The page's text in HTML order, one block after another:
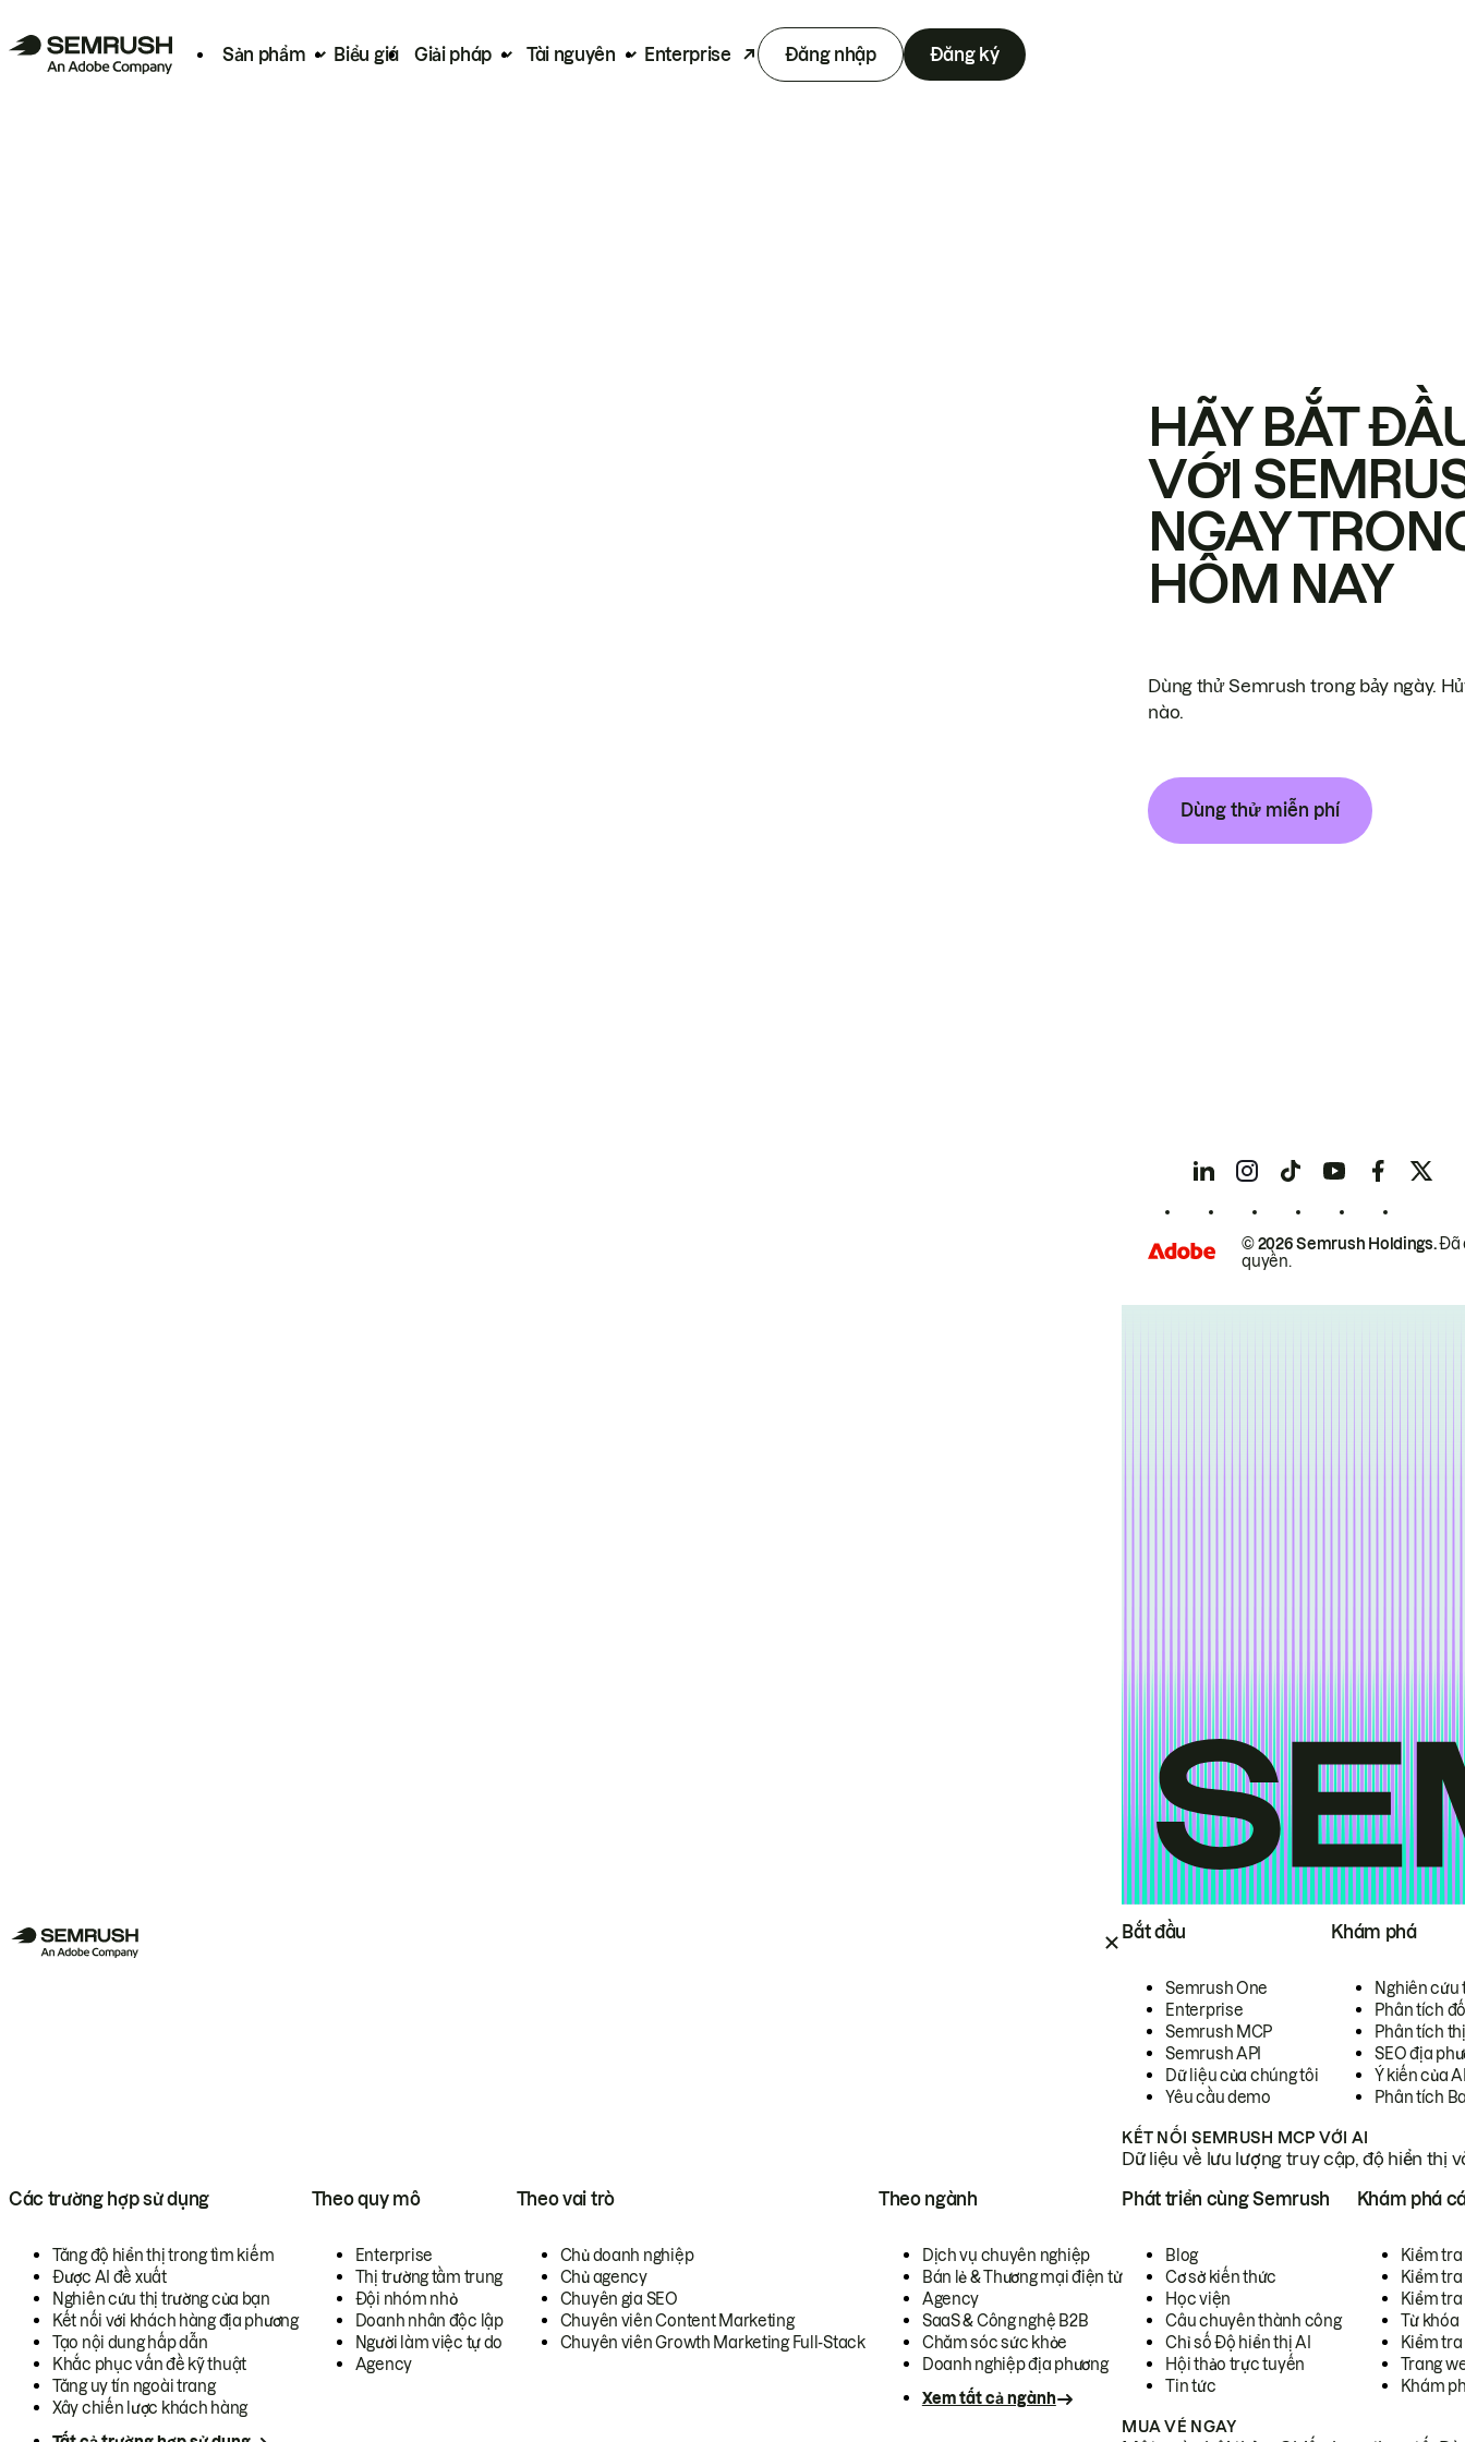
Sản phẩm Biểu giá Giải pháp Tài nguyên Enterprise Đăng nhập Đăng ký
Bắt đầu
Semrush One
Enterprise
Semrush MCP
Semrush API
Dữ liệu của chúng tôi
Yêu cầu demo
Khám phá
Nghiên cứu
Phân tích
Phân tích
SEO địa
Ý kiến của
Phân tích
KẾT NỐI SEMRUSH MCP VỚI AI
Dữ liệu về lưu lượng truy cập, độ hiển thị
Các trường hợp sử dụng
Tăng độ hiển thị trong tìm kiếm
Được AI đề xuất
Nghiên cứu thị trường của bạn
Kết nối với khách hàng địa phương
Tạo nội dung hấp dẫn
Khắc phục vấn đề kỹ thuật
Tăng uy tín ngoài trang
Xây chiến lược khách hàng
Theo quy mô
Enterprise
Thị trường tầm trung
Đội nhóm nhỏ
Doanh nhân độc lập
Người làm việc tự do
Agency
Theo vai trò
Chủ doanh nghiệp
Chủ agency
Chuyên gia SEO
Chuyên viên Content Marketing
Chuyên viên Growth Marketing Full-Stack
Theo ngành
Dịch vụ chuyên nghiệp
Bán lẻ & Thương mại điện tử
Agency
SaaS & Công nghệ B2B
Chăm sóc sức khỏe
Doanh nghiệp địa phương
Xem tất cả ngành
Phát triển cùng Semrush
Blog
Cơ sở kiến thức
Học viện
Câu chuyên thành công
Chỉ số Độ hiển thị AI
Hội thảo trực tuyến
Tin tức
Khám phá
Kiểm
Kiểm tra
Kiểm
Từ khóa
Kiểm
Trang
Khám
MUA VÉ NGAY
HÃY BẮT
VỚI
NGAY
HÔM NAY
Dùng thử Semrush trong bảy ngày.
nào.
Dùng thử miễn phí
© 2026 Semrush Holdings.Đã
quyền.